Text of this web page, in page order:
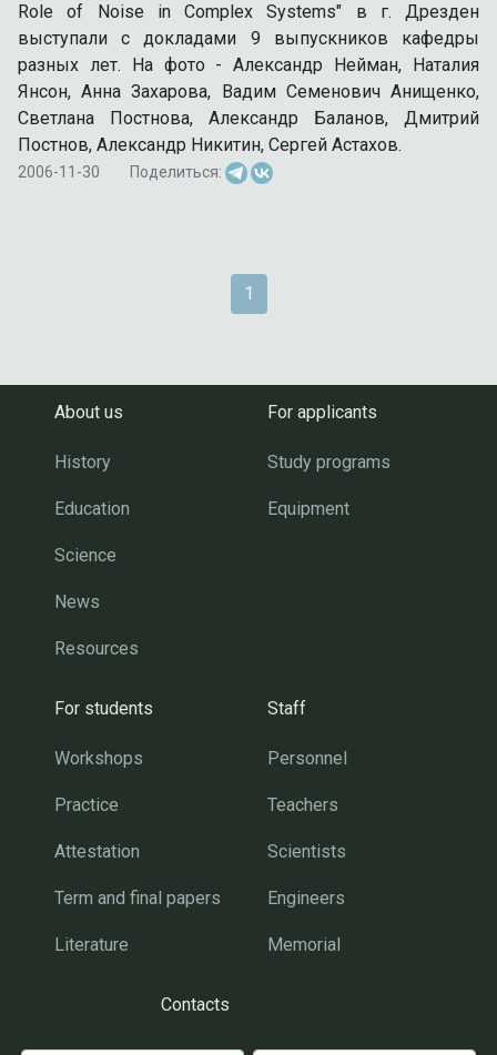
Role of Noise in Complex Systems" в г. Дрезден
выступали с докладами 9 выпускников кафедры
разных лет. На фото - Александр Нейман, Наталия
Янсон, Анна Захарова, Вадим Семенович Анищенко,
Светлана Постнова, Александр Баланов, Дмитрий
Постнов, Александр Никитин, Сергей Астахов.
2006-11-30 Поделиться:
1
About us
History
Education
Science
News
Resources
For applicants
Study programs
Equipment
For students
Workshops
Practice
Attestation
Term and final papers
Literature
Staff
Personnel
Teachers
Scientists
Engineers
Memorial
Contacts